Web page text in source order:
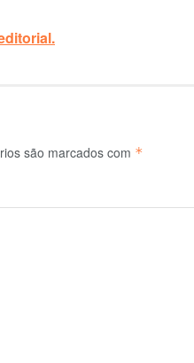
são marcados com *